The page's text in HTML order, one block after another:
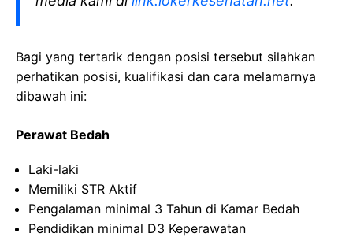
Bagi yang tertarik dengan posisi tersebut silahkan
perhatikan posisi, kualifikasi dan cara melamarnya
dibawah ini:
Perawat Bedah
Laki-laki
Memiliki STR Aktif
Pengalaman minimal 3 Tahun di Kamar Bedah
Pendidikan minimal D3 Keperawatan